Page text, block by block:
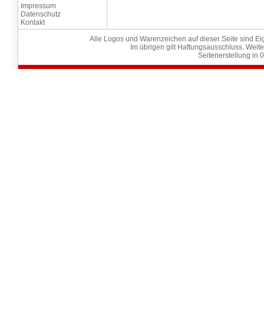
Impressum
Datenschutz
Kontakt
Alle Logos und Warenzeichen auf dieser Seite sind
Im übrigen gilt Haftungsausschluss.
Seitenerstellung in